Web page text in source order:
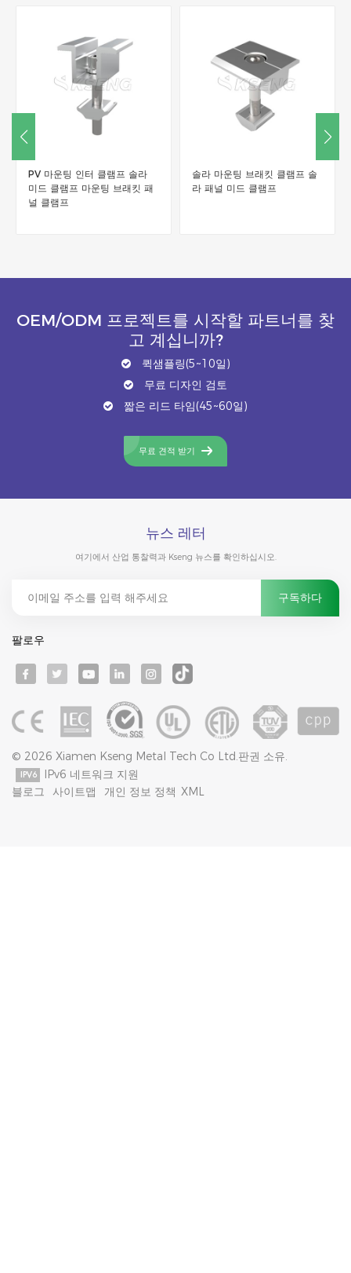
솔라 마운팅 브래킷 클램프 솔
라 패널 미드 클램프
지붕 또는 지상 장착 브래킷용
태양열 레일 장착 클램프
OEM/ODM 프로젝트를 시작할 파트너를 찾
고 계십니까?
퀵샘플링(5~10일)
무료 디자인 검토
짧은 리드 타임(45~60일)
무료 견적 받기
뉴스 레터
여기에서 산업 통찰력과 Kseng 뉴스를 확인하십시오.
팔로우
© 2026 Xiamen Kseng Metal Tech Co Ltd.판권 소유.
IPv6 네트워크 지원
블로그
사이트맵 개인 정보 정책 XML